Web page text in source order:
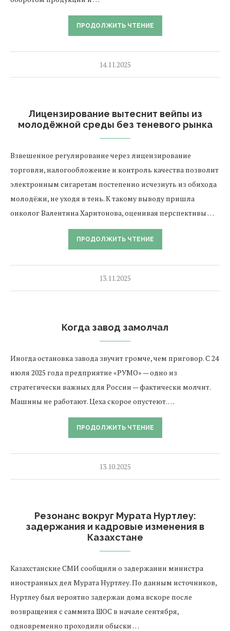
ПРОДОЛЖИТЬ ЧТЕНИЕ
14.11.2025
Лицензирование вытеснит вейпы из
молодёжной среды без теневого рынка
Взвешенное регулирование через лицензирование
торговли, налогообложение и контроль качества позволит
электронным сигаретам постепенно исчезнуть из обихода
молодёжи, не уходя в тень. К такому выводу пришла
онколог Валентина Харитонова, оценивая перспективы …
ПРОДОЛЖИТЬ ЧТЕНИЕ
13.11.2025
Когда завод замолчал
Иногда остановка завода звучит громче, чем приговор. С 24
июля 2025 года предприятие «РУМО» — одно из
стратегически важных для России — фактически молчит.
Машины не работают. Цеха скорое опустеют. …
ПРОДОЛЖИТЬ ЧТЕНИЕ
13.10.2025
Резонанс вокруг Мурата Нуртлеу:
задержания и кадровые изменения в
Казахстане
Казахстанские СМИ сообщили о задержании министра
иностранных дел Мурата Нуртлеу. По данным источников,
Нуртлеу был вероятно задержан дома вскоре после
возвращения с саммита ШОС в начале сентября,
одновременно проходили обыски …